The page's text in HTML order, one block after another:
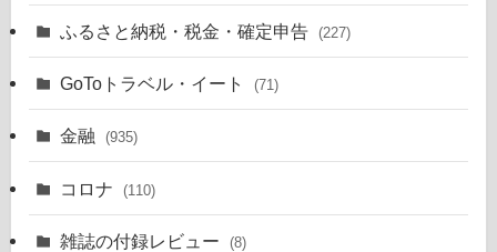
ふるさと納税・税金・確定申告 (227)
GoToトラベル・イート (71)
金融 (935)
コロナ (110)
雑誌の付録レビュー (8)